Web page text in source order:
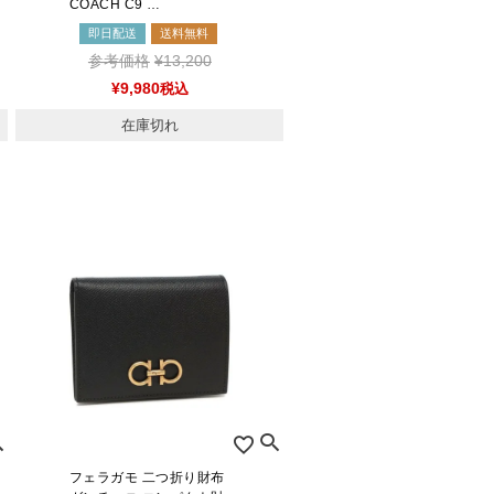
COACH C9 …
即日配送 送料無料
参考価格 ¥13,200
¥9,980税込
在庫切れ
フェラガモ 二つ折り財布